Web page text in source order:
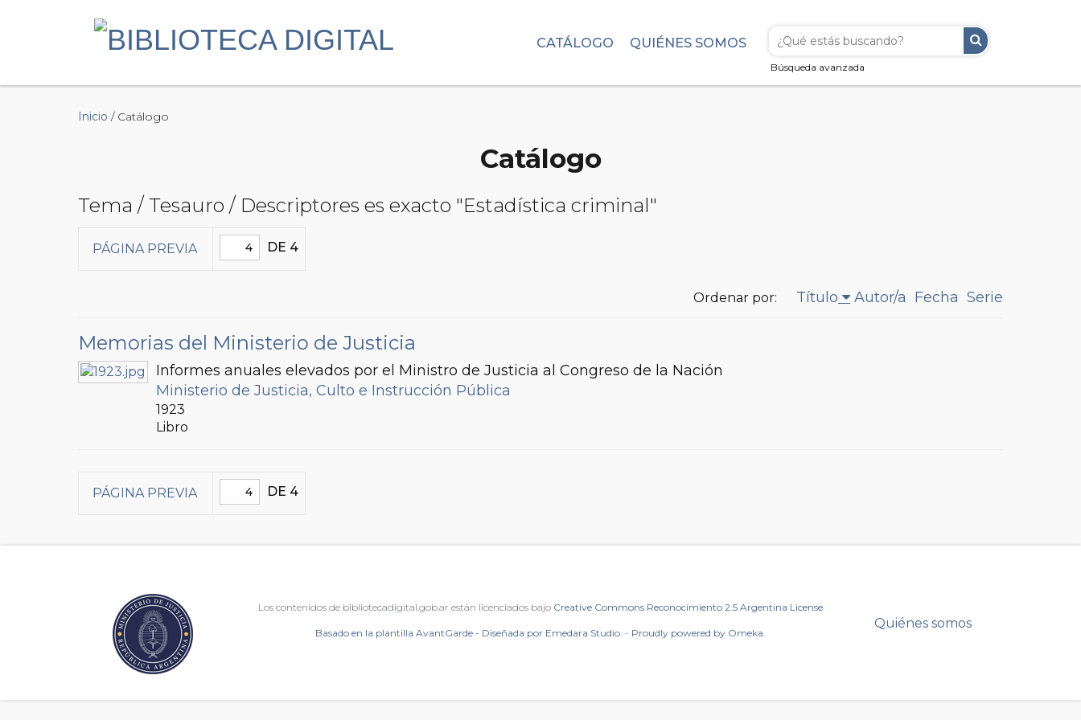
Búsqueda avanzada
CATÁLOGO QUIÉNES SOMOS
Inicio / Catálogo
Catálogo
Tema / Tesauro / Descriptores es exacto "Estadística criminal"
PÁGINA PREVIA DE 4
Ordenar por: Título Autor/a Fecha Serie
Memorias del Ministerio de Justicia
Informes anuales elevados por el Ministro de Justicia al Congreso de la Nación
Ministerio de Justicia, Culto e Instrucción Pública
1923
Libro
PÁGINA PREVIA DE 4
Los contenidos de bibliotecadigital.gob.ar están licenciados bajo Creative Commons Reconocimiento 2.5 Argentina License
Basado en la plantilla AvantGarde - Diseñada por Emedara Studio. - Proudly powered by Omeka.
Quiénes somos